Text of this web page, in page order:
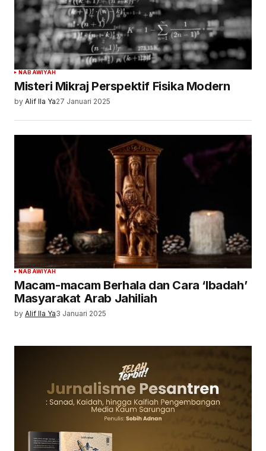
NABAWIYAH
Misteri Mikraj Perspektif Fisika Modern
by Alif Ila Ya27 Januari 2025
NABAWIYAH
Macam-macam Berhala dan Cara ‘Ibadah’
Masyarakat Arab Jahiliah
by Alif Ila Ya3 Januari 2025